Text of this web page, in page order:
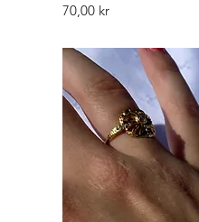
Pris
70,00 kr